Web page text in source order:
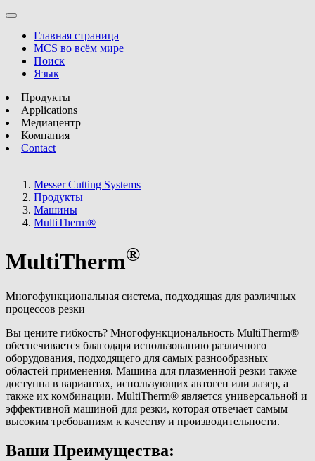
Главная страница
MCS во всём мире
Поиск
Язык
Продукты
Applications
Медиацентр
Компания
Contact
Messer Cutting Systems
Продукты
Машины
MultiTherm®
MultiTherm®
Многофункциональная система, подходящая для различных
процессов резки
Вы цените гибкость? Многофункциональность MultiTherm®
обеспечивается благодаря использованию различного
оборудования, подходящего для самых разнообразных
областей применения. Машина для плазменной резки также
доступна в вариантах, использующих автоген или лазер, а
также их комбинации. MultiTherm® является универсальной и
эффективной машиной для резки, которая отвечает самым
высоким требованиям к качеству и производительности.
Ваши Преимущества: